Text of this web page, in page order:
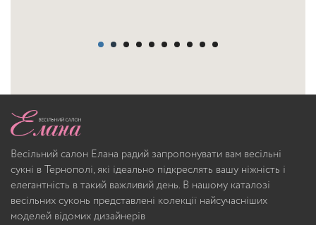
Весільний салон Елана радий запропонувати вам весільні
сукні в Тернополі, які ідеально підкреслять вашу ніжність і
елегантність в такий важливий день. В нашому каталозі
весільних суконь представлені колекції найсучасніших
моделей відомих дизайнерів